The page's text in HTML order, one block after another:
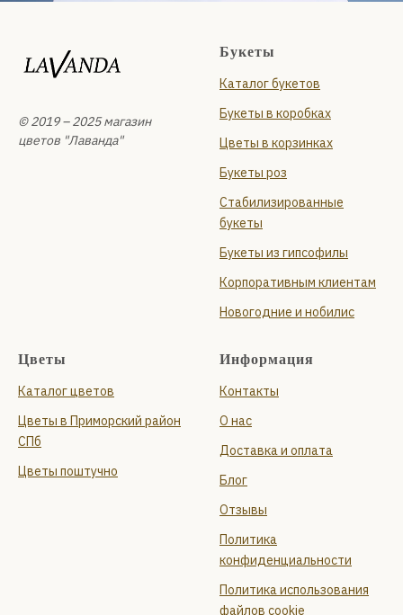
© 2019 – 2025 магазин
цветов "Лаванда"
Букеты
Каталог букетов
Букеты в коробках
Цветы в корзинках
Букеты роз
Стабилизированные
букеты
Букеты из гипсофилы
Корпоративным клиентам
Новогодние и нобилис
Цветы
Каталог цветов
Цветы в Приморский район
СПб
Цветы поштучно
Информация
Контакты
О нас
Доставка и оплата
Блог
Отзывы
Политика
конфиденциальности
Политика использования
файлов cookie